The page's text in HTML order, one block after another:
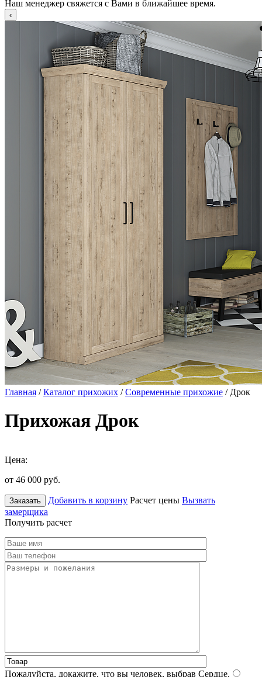
Наш менеджер свяжется с Вами в ближайшее время.
Главная /Каталог прихожих /Современные прихожие / Дрок
Прихожая Дрок
Цена:
от 46 000 руб.
Заказать Добавить в корзину Расчет цены Вызвать
замерщика
Получить расчет
Пожалуйста, докажите, что вы человек, выбрав Сердце.